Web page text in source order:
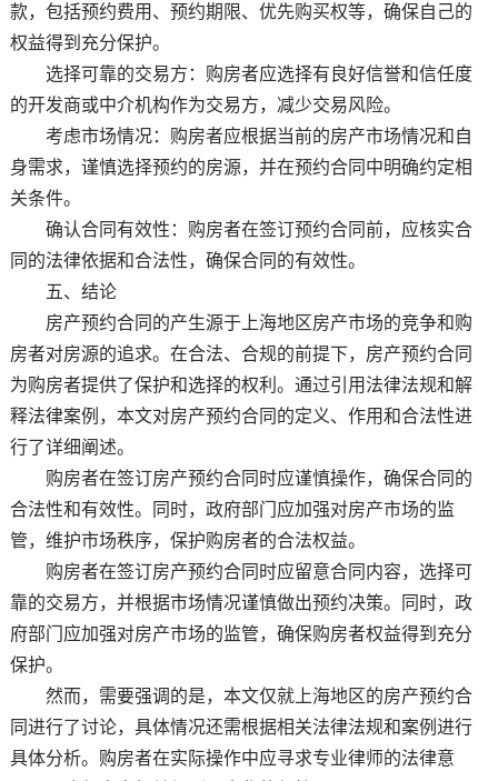
款，包括预约费用、预约期限、优先购买权等，确保自己的
权益得到充分保护。
选择可靠的交易方：购房者应选择有良好信誉和信任度
的开发商或中介机构作为交易方，减少交易风险。
考虑市场情况：购房者应根据当前的房产市场情况和自
身需求，谨慎选择预约的房源，并在预约合同中明确约定相
关条件。
确认合同有效性：购房者在签订预约合同前，应核实合
同的法律依据和合法性，确保合同的有效性。
五、结论
房产预约合同的产生源于上海地区房产市场的竞争和购
房者对房源的追求。在合法、合规的前提下，房产预约合同
为购房者提供了保护和选择的权利。通过引用法律法规和解
释法律案例，本文对房产预约合同的定义、作用和合法性进
行了详细阐述。
购房者在签订房产预约合同时应谨慎操作，确保合同的
合法性和有效性。同时，政府部门应加强对房产市场的监
管，维护市场秩序，保护购房者的合法权益。
购房者在签订房产预约合同时应留意合同内容，选择可
靠的交易方，并根据市场情况谨慎做出预约决策。同时，政
府部门应加强对房产市场的监管，确保购房者权益得到充分
保护。
然而，需要强调的是，本文仅就上海地区的房产预约合
同进行了讨论，具体情况还需根据相关法律法规和案例进行
具体分析。购房者在实际操作中应寻求专业律师的法律意